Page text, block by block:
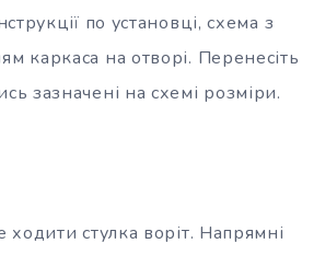
по установці, схема з
каркаса на отворі. Перенесіть
зазначені на схемі розміри.
стулка воріт. Напрямні